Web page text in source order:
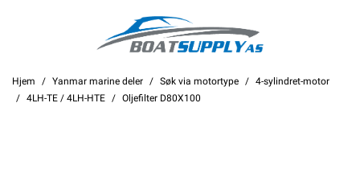
Hjem Yanmar marine deler Søk via motortype
4-sylindret-motor
4LH-TE / 4LH-HTE
Oljefilter D80X100